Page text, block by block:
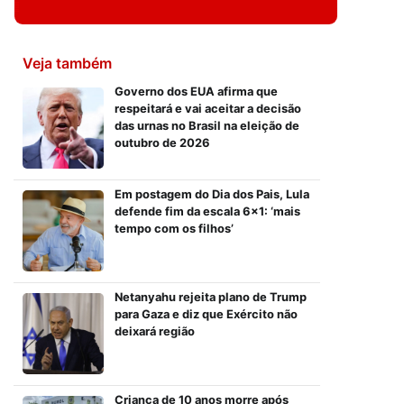
Veja também
Governo dos EUA afirma que
respeitará e vai aceitar a decisão
das urnas no Brasil na eleição de
outubro de 2026
Em postagem do Dia dos Pais, Lula
defende fim da escala 6×1: ‘mais
tempo com os filhos’
Netanyahu rejeita plano de Trump
para Gaza e diz que Exército não
deixará região
Criança de 10 anos morre após